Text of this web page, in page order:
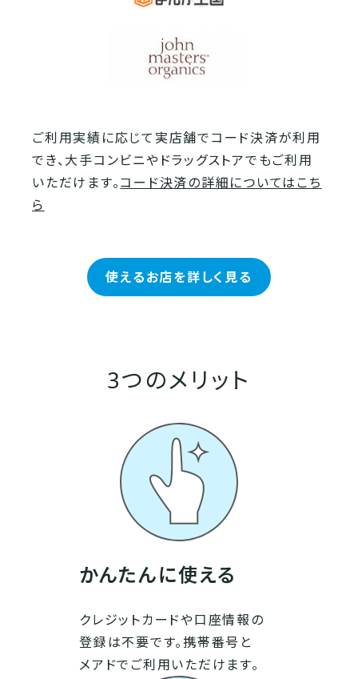
ご利用実績に応じて実店舗でコード決済が利用
でき、大手コンビニやドラッグストアでもご利用
いただけます。コード決済の詳細についてはこち
ら
使えるお店を詳しく見る
3つのメリット
かんたんに使える
クレジットカードや口座情報の
登録は不要です。携帯番号と
メアドでご利用いただけます。